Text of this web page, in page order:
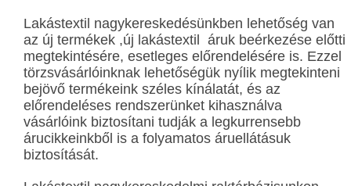
Lakástextil nagykereskedésünkben lehetőség van
az új termékek ,új lakástextil áruk beérkezése előtti
megtekintésére, esetleges előrendelésére is. Ezzel
törzsvásárlóinknak lehetőségük nyílik megtekinteni
bejövő termékeink széles kínálatát, és az
előrendeléses rendszerünket kihasználva
vásárlóink biztosítani tudják a legkurrensebb
árucikkeinkből is a folyamatos áruellátásuk
biztosítását.